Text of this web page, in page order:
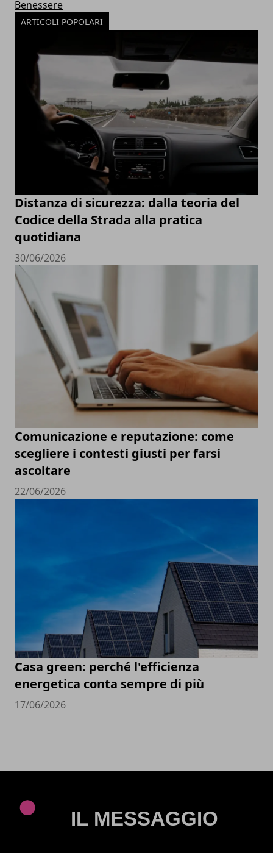
Benessere
ARTICOLI POPOLARI
Distanza di sicurezza: dalla teoria del
Codice della Strada alla pratica
quotidiana
30/06/2026
Comunicazione e reputazione: come
scegliere i contesti giusti per farsi
ascoltare
22/06/2026
Casa green: perché l'efficienza
energetica conta sempre di più
17/06/2026